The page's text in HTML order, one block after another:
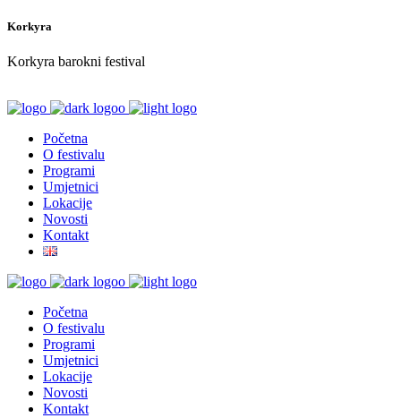
Korkyra
Korkyra barokni festival
Početna
O festivalu
Programi
Umjetnici
Lokacije
Novosti
Kontakt
Početna
O festivalu
Programi
Umjetnici
Lokacije
Novosti
Kontakt